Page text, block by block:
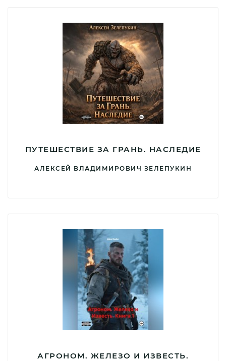
ПУТЕШЕСТВИЕ ЗА ГРАНЬ. НАСЛЕДИЕ
АЛЕКСЕЙ ВЛАДИМИРОВИЧ ЗЕЛЕПУКИН
АГРОНОМ. ЖЕЛЕЗО И ИЗВЕСТЬ.